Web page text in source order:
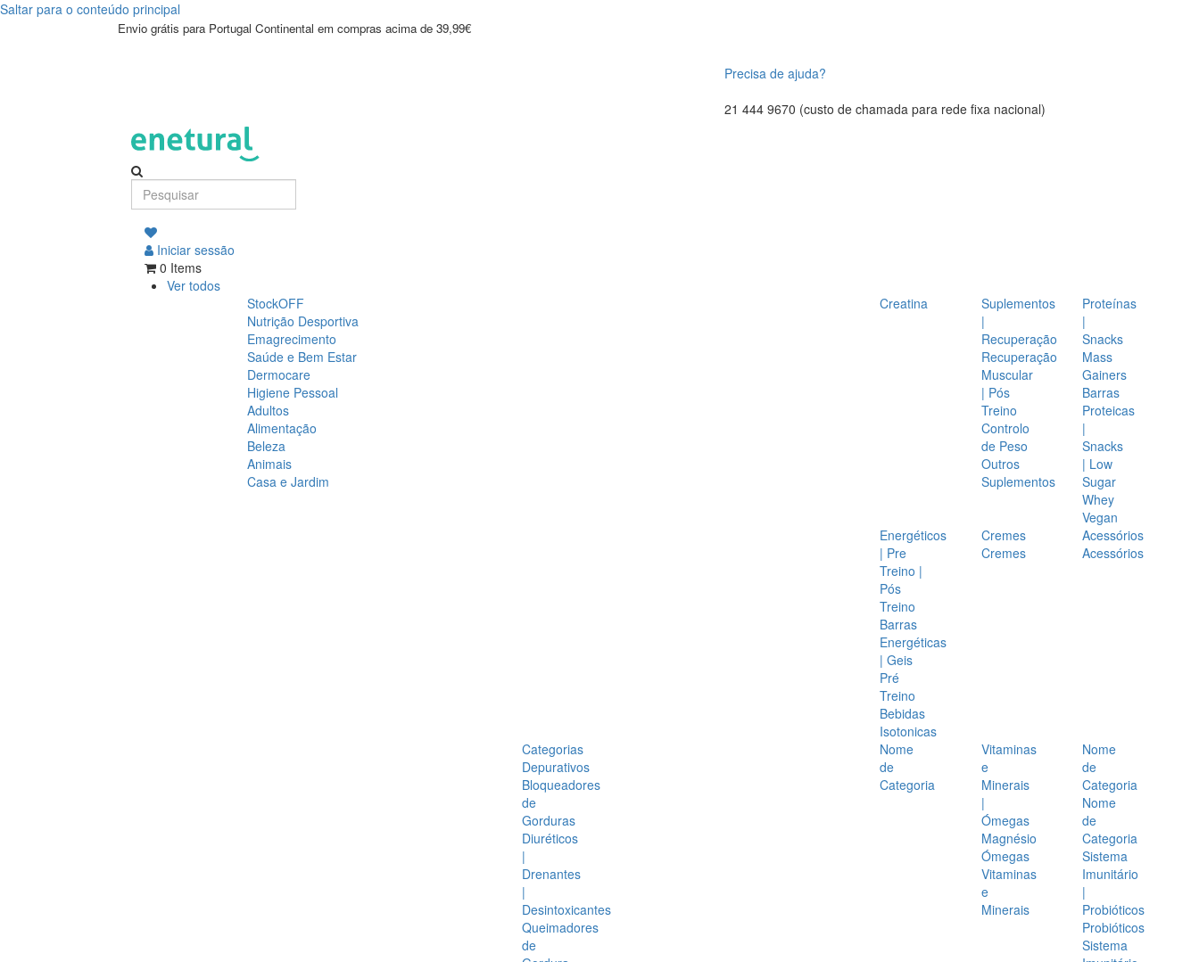
Saltar para o conteúdo principal
Envio grátis para Portugal Continental em compras acima de 39,99€
Precisa de ajuda?
21 444 9670 (custo de chamada para rede fixa nacional)
Iniciar sessão
0 Items
Ver todos
StockOFF
Nutrição Desportiva
Emagrecimento
Saúde e Bem Estar
Dermocare
Higiene Pessoal
Adultos
Alimentação
Beleza
Animais
Casa e Jardim
Creatina
Suplementos
|
Recuperação
Recuperação
Muscular
| Pós
Treino
Controlo
de Peso
Outros
Suplementos
Proteínas
|
Snacks
Mass
Gainers
Barras
Proteicas
|
Snacks
| Low
Sugar
Whey
Vegan
Energéticos
| Pre
Treino |
Pós
Treino
Barras
Energéticas
| Geis
Pré
Treino
Bebidas
Isotonicas
Cremes
Cremes
Acessórios
Acessórios
Categorias
Depurativos
Bloqueadores
de
Gorduras
Diuréticos
|
Drenantes
|
Desintoxicantes
Queimadores
de
Nome
de
Categoria
Vitaminas
e
Minerais
|
Ómegas
Magnésio
Ómegas
Vitaminas
e
Minerais
Nome
de
Categoria
Nome
de
Categoria
Sistema
Imunitário
|
Probióticos
Probióticos
Sistema